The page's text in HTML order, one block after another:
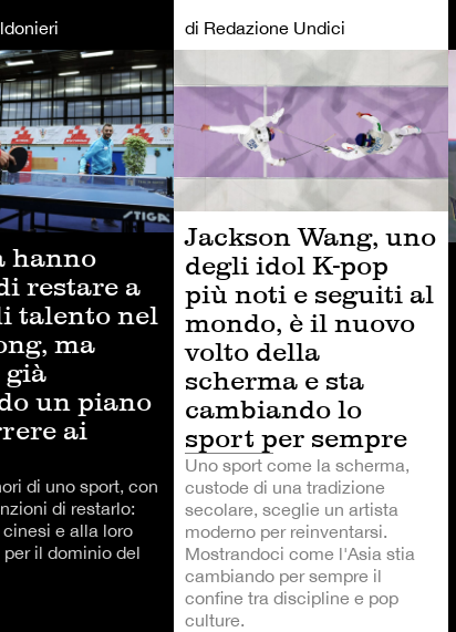
di Redazione Undici
hanno
restare a
talento nel
ma
già
un piano
ai
di uno sport, con
di restarlo:
e alla loro
il dominio del
Jackson Wang, uno
degli idol K-pop
più noti e seguiti al
mondo, è il nuovo
volto della
scherma e sta
cambiando lo
sport per sempre
Uno sport come la scherma,
custode di una tradizione
secolare, sceglie un artista
moderno per reinventarsi.
Mostrandoci come l'Asia stia
cambiando per sempre il
confine tra discipline e pop
culture.